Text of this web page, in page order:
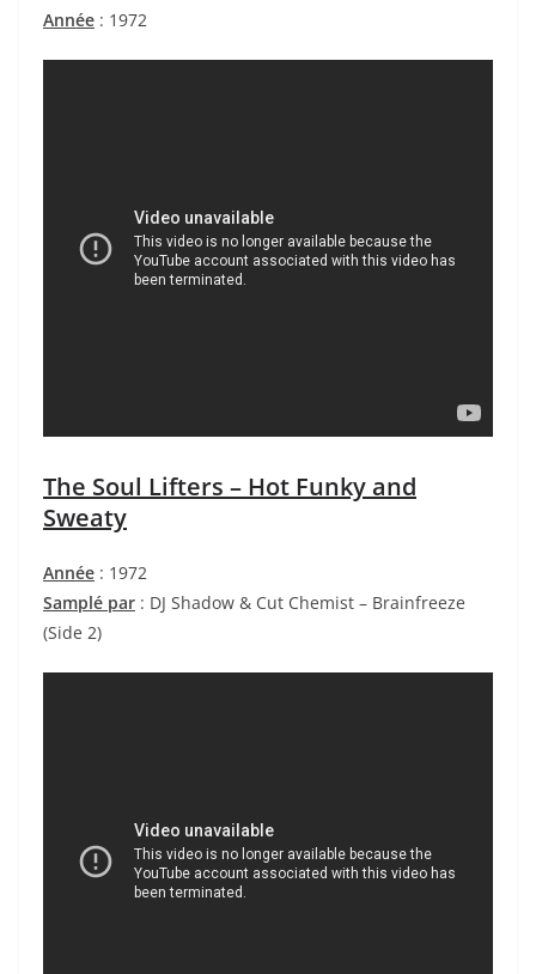
Année : 1972
The Soul Lifters – Hot Funky and
Sweaty
Année : 1972
Samplé par : DJ Shadow & Cut Chemist – Brainfreeze
(Side 2)